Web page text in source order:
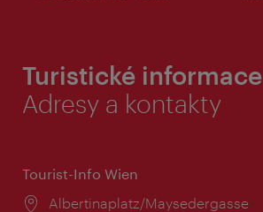
Turistické informace
Adresy a kontakty
Tourist-Info Wien
Místo:
Albertinaplatz/Maysedergasse